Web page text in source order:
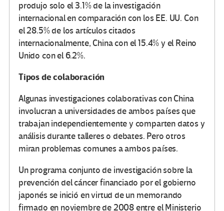
produjo solo el 3.1% de la investigación
internacional en comparación con los EE. UU. Con
el 28.5% de los artículos citados
internacionalmente, China con el 15.4% y el Reino
Unido con el 6.2%.
Tipos de colaboración
Algunas investigaciones colaborativas con China
involucran a universidades de ambos países que
trabajan independientemente y comparten datos y
análisis durante talleres o debates. Pero otros
miran problemas comunes a ambos países.
Un programa conjunto de investigación sobre la
prevención del cáncer financiado por el gobierno
japonés se inició en virtud de un memorando
firmado en noviembre de 2008 entre el Ministerio